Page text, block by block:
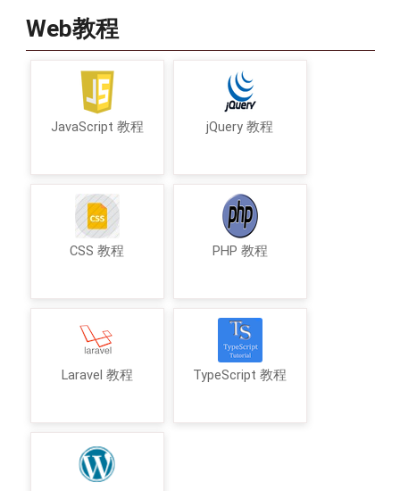
Web教程
JavaScript 教程 jQuery 教程
CSS 教程 PHP 教程
Laravel 教程 TypeScript 教程